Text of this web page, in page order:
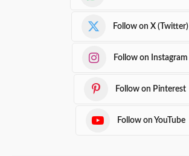
Follow on X (Twitter)
Follow on Instagram
Follow on Pinterest
Follow on YouTube